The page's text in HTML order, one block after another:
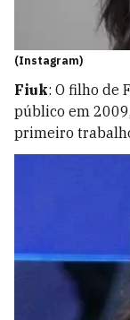
(Instagram)
Fiuk: O filho de
público em
primeiro